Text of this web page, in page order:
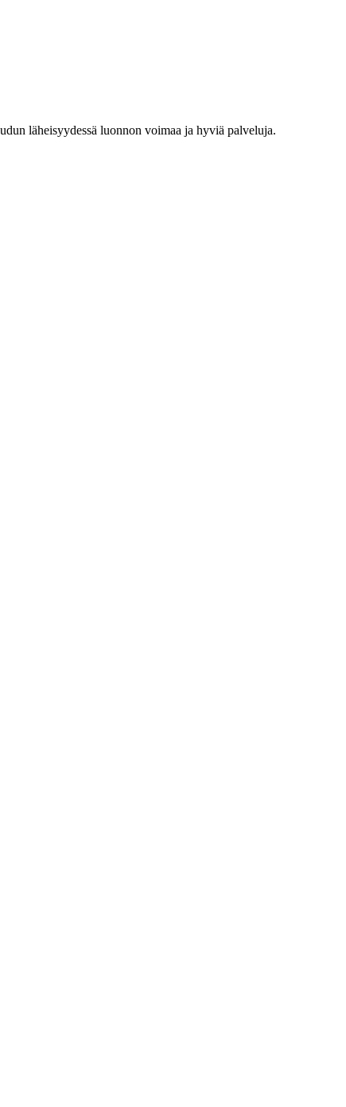
läheisyydessä luonnon voimaa ja hyviä palveluja.